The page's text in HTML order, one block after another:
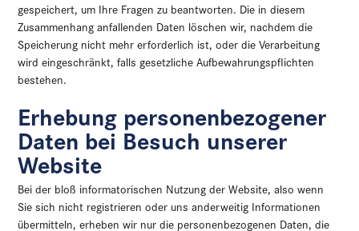
gespeichert, um Ihre Fragen zu beantworten. Die in diesem
Zusammenhang anfallenden Daten löschen wir, nachdem die
Speicherung nicht mehr erforderlich ist, oder die Verarbeitung
wird eingeschränkt, falls gesetzliche Aufbewahrungspflichten
bestehen.
Erhebung personenbezogener
Daten bei Besuch unserer
Website
Bei der bloß informatorischen Nutzung der Website, also wenn
Sie sich nicht registrieren oder uns anderweitig Informationen
übermitteln, erheben wir nur die personenbezogenen Daten, die